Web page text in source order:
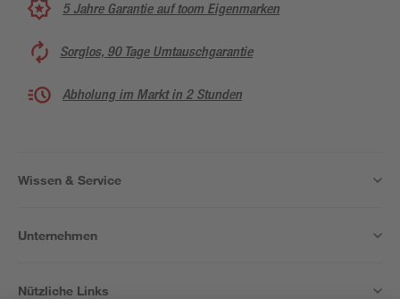
5 Jahre Garantie auf toom Eigenmarken
Sorglos, 90 Tage Umtauschgarantie
Abholung im Markt in 2 Stunden
Wissen & Service
Unternehmen
Nützliche Links